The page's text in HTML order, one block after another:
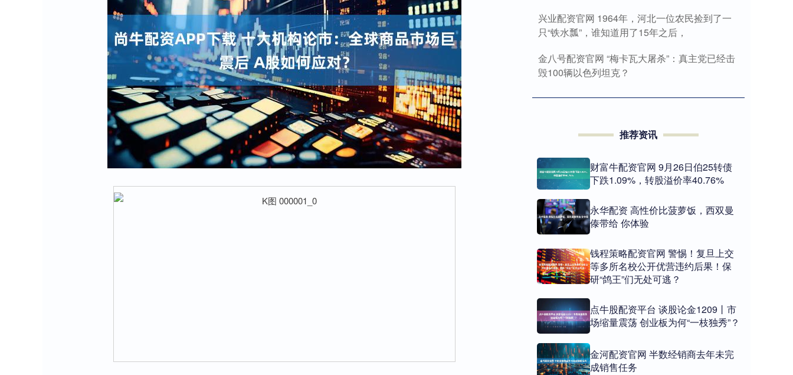
兴业配资官网 1964年，河北一位农民捡到了一
只“铁水瓢”，谁知道用了15年之后，
金八号配资官网 “梅卡瓦大屠杀”：真主党已经击
毁100辆以色列坦克？
推荐资讯
财富牛配资官网 9月26日伯25转债
下跌1.09%，转股溢价率40.76%
永华配资 高性价比菠萝饭，西双曼
傣带给 你体验
钱程策略配资官网 警惕！复旦上交
等多所名校公开优营违约后果！保
研“鸽王”们无处可逃？
点牛股配资平台 谈股论金1209丨市
场缩量震荡 创业板为何“一枝独秀”？
金河配资官网 半数经销商去年未完
成销售任务